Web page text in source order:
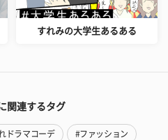
すれみの大学生あるある
関連するタグ
ドラマコーデ #ファッション